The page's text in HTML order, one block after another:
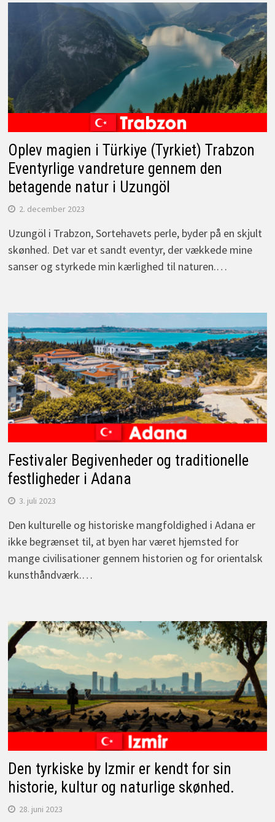
Oplev magien i Türkiye (Tyrkiet) Trabzon
Eventyrlige vandreture gennem den
betagende natur i Uzungöl
2. december 2023
Uzungöl i Trabzon, Sortehavets perle, byder på en skjult
skønhed. Det var et sandt eventyr, der vækkede mine
sanser og styrkede min kærlighed til naturen.…
Festivaler Begivenheder og traditionelle
festligheder i Adana
3. juli 2023
Den kulturelle og historiske mangfoldighed i Adana er
ikke begrænset til, at byen har været hjemsted for
mange civilisationer gennem historien og for orientalsk
kunsthåndværk.…
Den tyrkiske by Izmir er kendt for sin
historie, kultur og naturlige skønhed.
28. juni 2023